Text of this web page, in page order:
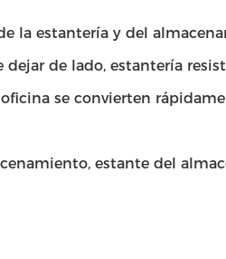
la estantería y del
de lado, estantería
se convierten
estante del